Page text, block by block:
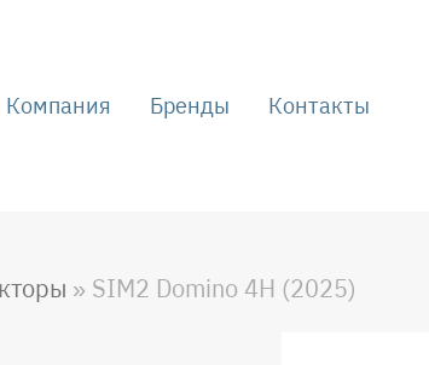
Компания Бренды Контакты
SIM2 Domino 4H (2025)